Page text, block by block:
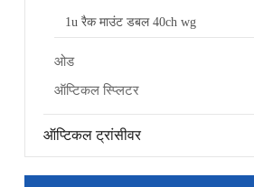
1u रैक माउंट डबल 40ch wg
ओड
ऑप्टिकल स्प्लिटर
ऑप्टिकल ट्रांसीवर